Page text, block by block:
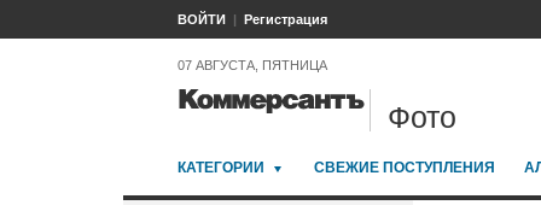
ВОЙТИ Регистрация
07 АВГУСТА, ПЯТНИЦА
Фото
КАТЕГОРИИ СВЕЖИЕ ПОСТУПЛЕНИЯ